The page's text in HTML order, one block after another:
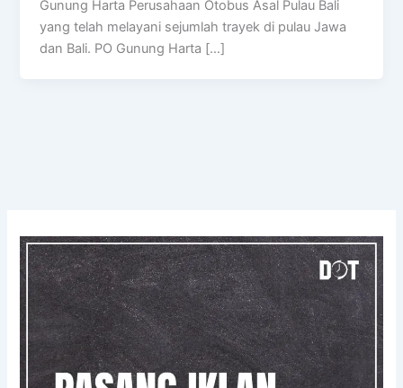
Gunung Harta Perusahaan Otobus Asal Pulau Bali
yang telah melayani sejumlah trayek di pulau Jawa
dan Bali. PO Gunung Harta […]